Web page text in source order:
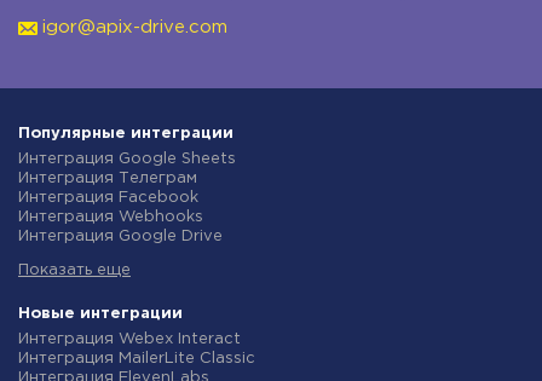
igor@apix-drive.com
Популярные интеграции
Интеграция Google Sheets
Интеграция Телеграм
Интеграция Facebook
Интеграция Webhooks
Интеграция Google Drive
Интеграция Gmail
Интеграция Новая Почта
Интеграция Binotel
Интеграция OpenAI (ChatGPT)
Интеграция Prom
Показать еще
Новые интеграции
Интеграция Webex Interact
Интеграция MailerLite Classic
Интеграция ElevenLabs